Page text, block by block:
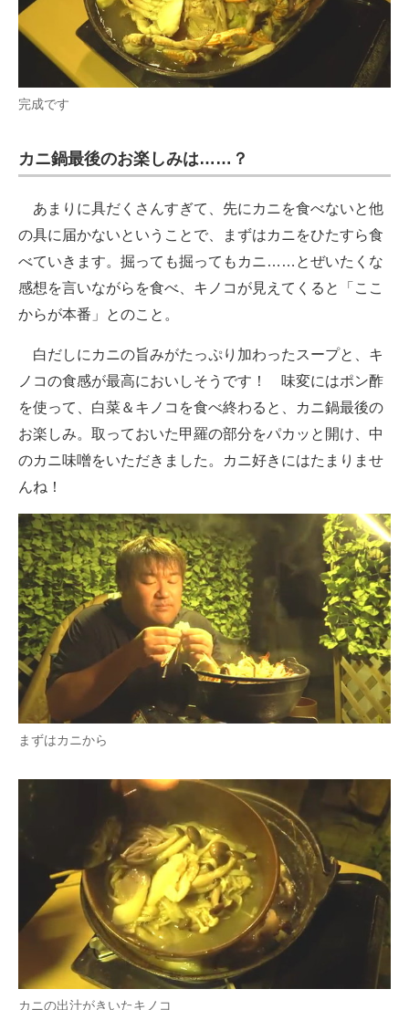
完成です
カニ鍋最後のお楽しみは……？
あまりに具だくさんすぎて、先にカニを食べないと他
の具に届かないということで、まずはカニをひたすら食
べていきます。掘っても掘ってもカニ……とぜいたくな
感想を言いながらを食べ、キノコが見えてくると「ここ
からが本番」とのこと。
白だしにカニの旨みがたっぷり加わったスープと、キ
ノコの食感が最高においしそうです！ 味変にはポン酢
を使って、白菜＆キノコを食べ終わると、カニ鍋最後の
お楽しみ。取っておいた甲羅の部分をパカッと開け、中
のカニ味噌をいただきました。カニ好きにはたまりませ
んね！
まずはカニから
カニの出汁がきいたキノコ